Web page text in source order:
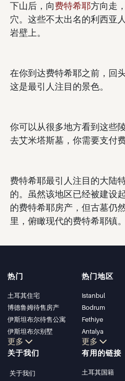
下山后，向费特希耶方向走
穴。这些不太出名的利西亚
岩壁上。
在你到达费特希耶之前，回
这是最引人注目的景色。
你可以从很多地方看到这些
去艾米塔斯墓，你需要支付
费特希耶最引人注目的大陆
的。虽然该地区已经被建设
的费特希耶房产，但古墓仍
里，俯瞰现代的费特希耶镇。
热门
土耳其住宅
博德鲁姆待售房产
伊斯坦布尔待售公寓
伊斯坦布尔别墅
博德鲁姆别墅
安塔利亚待售公寓
更多
热门地区
Istanbul
Bodrum
Fethiye
Antalya
Kalkan
Alanya
更多
关于我们
关于我们
有用的链接
土耳其国籍